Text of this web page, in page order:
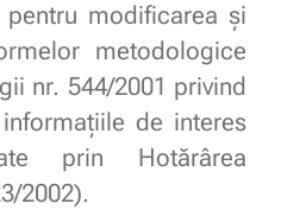
pentru modificarea şi
metodologice
nr. 544/2001 privind
de interes
prin Hotărârea
2002).